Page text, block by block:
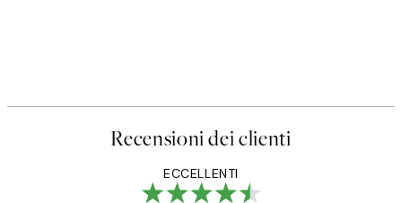
Recensioni dei clienti
ECCELLENTI